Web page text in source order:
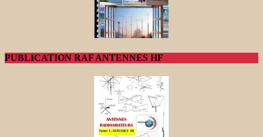
PUBLICATION RAF ANTENNES HF